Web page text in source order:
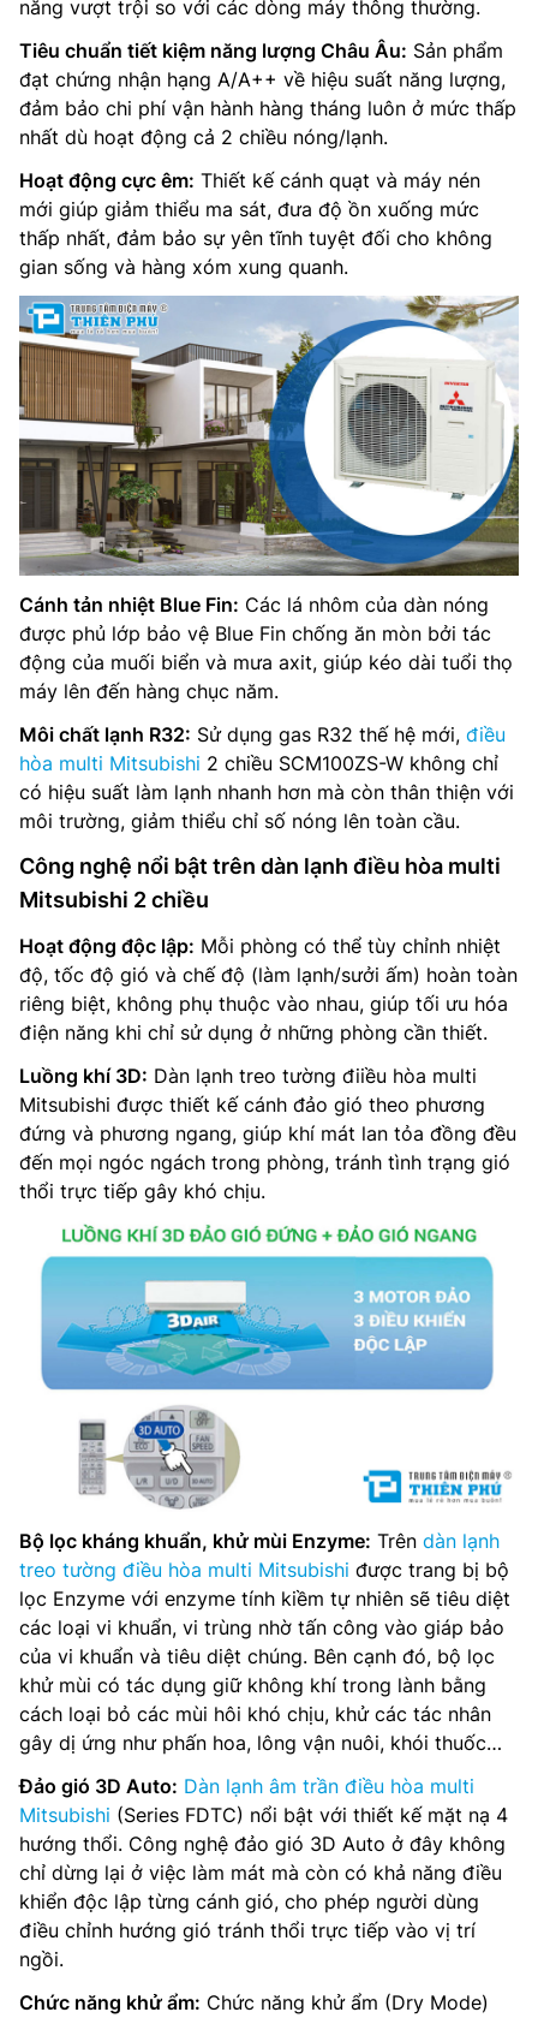
năng vượt trội so với các dòng máy thông thường.
Tiêu chuẩn tiết kiệm năng lượng Châu Âu: Sản phẩm
đạt chứng nhận hạng A/A++ về hiệu suất năng lượng,
đảm bảo chi phí vận hành hàng tháng luôn ở mức thấp
nhất dù hoạt động cả 2 chiều nóng/lạnh.
Hoạt động cực êm: Thiết kế cánh quạt và máy nén
mới giúp giảm thiểu ma sát, đưa độ ồn xuống mức
thấp nhất, đảm bảo sự yên tĩnh tuyệt đối cho không
gian sống và hàng xóm xung quanh.
Cánh tản nhiệt Blue Fin: Các lá nhôm của dàn nóng
được phủ lớp bảo vệ Blue Fin chống ăn mòn bởi tác
động của muối biển và mưa axit, giúp kéo dài tuổi thọ
máy lên đến hàng chục năm.
Môi chất lạnh R32: Sử dụng gas R32 thế hệ mới, điều
hòa multi Mitsubishi 2 chiều SCM100ZS-W không chỉ
có hiệu suất làm lạnh nhanh hơn mà còn thân thiện với
môi trường, giảm thiểu chỉ số nóng lên toàn cầu.
Công nghệ nổi bật trên dàn lạnh điều hòa multi
Mitsubishi 2 chiều
Hoạt động độc lập: Mỗi phòng có thể tùy chỉnh nhiệt
độ, tốc độ gió và chế độ (làm lạnh/sưởi ấm) hoàn toàn
riêng biệt, không phụ thuộc vào nhau, giúp tối ưu hóa
điện năng khi chỉ sử dụng ở những phòng cần thiết.
Luồng khí 3D: Dàn lạnh treo tường điiều hòa multi
Mitsubishi được thiết kế cánh đảo gió theo phương
đứng và phương ngang, giúp khí mát lan tỏa đồng đều
đến mọi ngóc ngách trong phòng, tránh tình trạng gió
thổi trực tiếp gây khó chịu.
Bộ lọc kháng khuẩn, khử mùi Enzyme: Trên dàn lạnh
treo tường điều hòa multi Mitsubishi được trang bị bộ
lọc Enzyme với enzyme tính kiềm tự nhiên sẽ tiêu diệt
các loại vi khuẩn, vi trùng nhờ tấn công vào giáp bảo
của vi khuẩn và tiêu diệt chúng. Bên cạnh đó, bộ lọc
khử mùi có tác dụng giữ không khí trong lành bằng
cách loại bỏ các mùi hôi khó chịu, khử các tác nhân
gây dị ứng như phấn hoa, lông vận nuôi, khói thuốc…
Đảo gió 3D Auto: Dàn lạnh âm trần điều hòa multi
Mitsubishi (Series FDTC) nổi bật với thiết kế mặt nạ 4
hướng thổi. Công nghệ đảo gió 3D Auto ở đây không
chỉ dừng lại ở việc làm mát mà còn có khả năng điều
khiển độc lập từng cánh gió, cho phép người dùng
điều chỉnh hướng gió tránh thổi trực tiếp vào vị trí
ngồi.
Chức năng khử ẩm: Chức năng khử ẩm (Dry Mode)